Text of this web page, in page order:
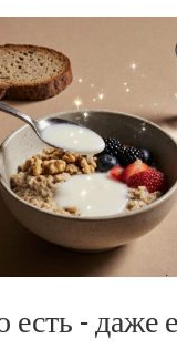
есть - даже